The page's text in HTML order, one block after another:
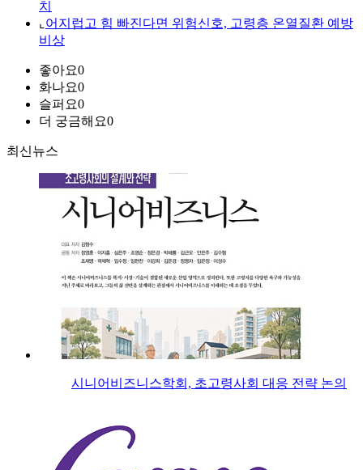
치
⌞ 어지럽고 힘 빠진다면 위험신호, 고령층 온열질환 예방
비상
좋아요0
화나요0
슬퍼요0
더 궁금해요0
최신뉴스
시니어비즈니스학회, 초고령사회 대응 전략 논의